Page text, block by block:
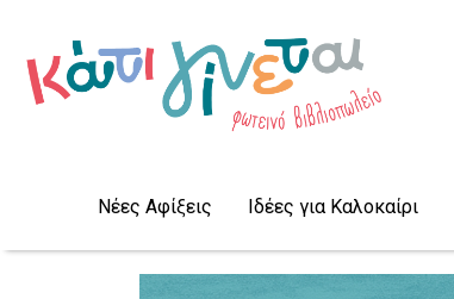
Νέες Αφίξεις Ιδέες για Καλοκαίρι